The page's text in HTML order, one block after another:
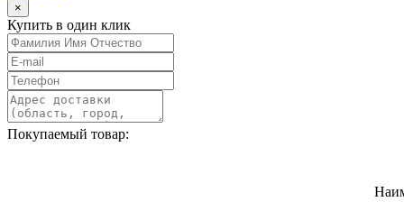
×
Купить в один клик
Покупаемый товар: